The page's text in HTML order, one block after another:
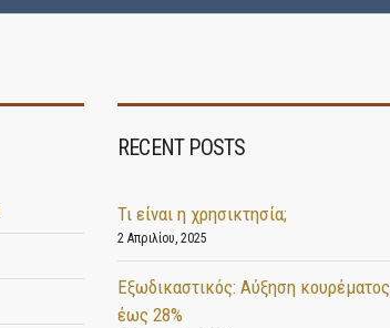
RECENT POSTS
Τι είναι η χρησικτησία;
2 Απριλίου, 2025
Εξωδικαστικός: Αύξηση κουρέματος
έως 28%